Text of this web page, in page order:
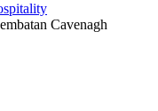
Cavenagh